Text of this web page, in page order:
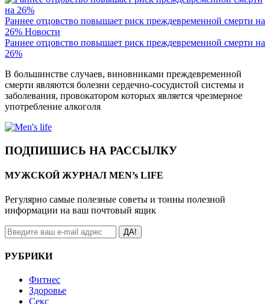
Раннее отцовство повышает риск преждевременной смерти на
26% Новости
Раннее отцовство повышает риск преждевременной смерти на
26%
В большинстве случаев, виновниками преждевременной
смерти являются болезни сердечно-сосудистой системы и
заболевания, провокатором которых является чрезмерное
употребление алкоголя
ПОДПИШИСЬ НА РАССЫЛКУ
МУЖСКОЙ ЖУРНАЛ MEN’s LIFE
Регулярно самые полезные советы и тонны полезной
информации на ваш почтовый ящик
ДА!
РУБРИКИ
Фитнес
Здоровье
Секс